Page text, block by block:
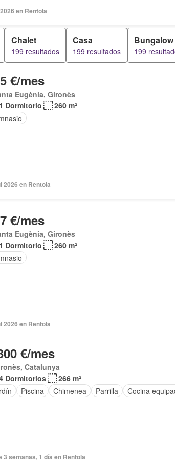
en Rentola
Chalet
199 resultados
Casa
199 resultados
Bungalow
199
€/mes
Eugènia, Gironès
1 Dormitorio
260 m²
2026 en Rentola
€/mes
Eugènia, Gironès
1 Dormitorio
260 m²
2026 en Rentola
€/mes
Catalunya
Dormitorios
266 m²
Piscina Chimenea Parrilla Cocina
3 semanas, 1 día en Rentola